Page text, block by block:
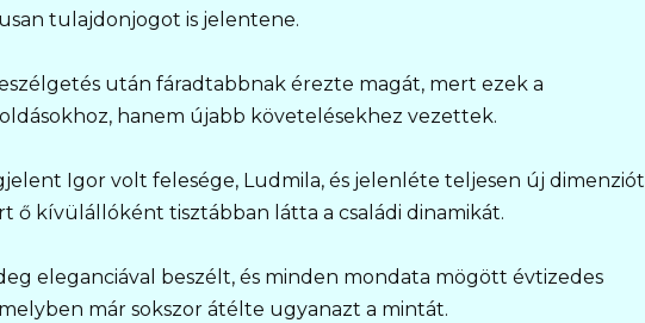
tulajdonjogot is jelentene.
után fáradtabbnak érezte magát, mert ezek a
hanem újabb követelésekhez vezettek.
Igor volt felesége, Ludmila, és jelenléte teljesen új dimenziót
ő kívülállóként tisztábban látta a családi dinamikát.
eleganciával beszélt, és minden mondata mögött évtizedes
már sokszor átélte ugyanazt a mintát.